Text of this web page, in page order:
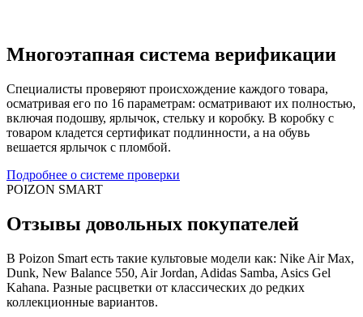
Многоэтапная система верификации
Специалисты проверяют происхождение каждого товара,
осматривая его по 16 параметрам: осматривают их полностью,
включая подошву, ярлычок, стельку и коробку. В коробку с
товаром кладется сертификат подлинности, а на обувь
вешается ярлычок с пломбой.
Подробнее о системе проверки
POIZON SMART
Отзывы довольных покупателей
В Poizon Smart есть такие культовые модели как: Nike Air Max,
Dunk, New Balance 550, Air Jordan, Adidas Samba, Asics Gel
Kahana. Разные расцветки от классических до редких
коллекционные вариантов.